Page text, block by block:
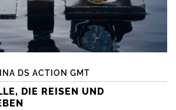
DS ACTION GMT
DIE REISEN UND